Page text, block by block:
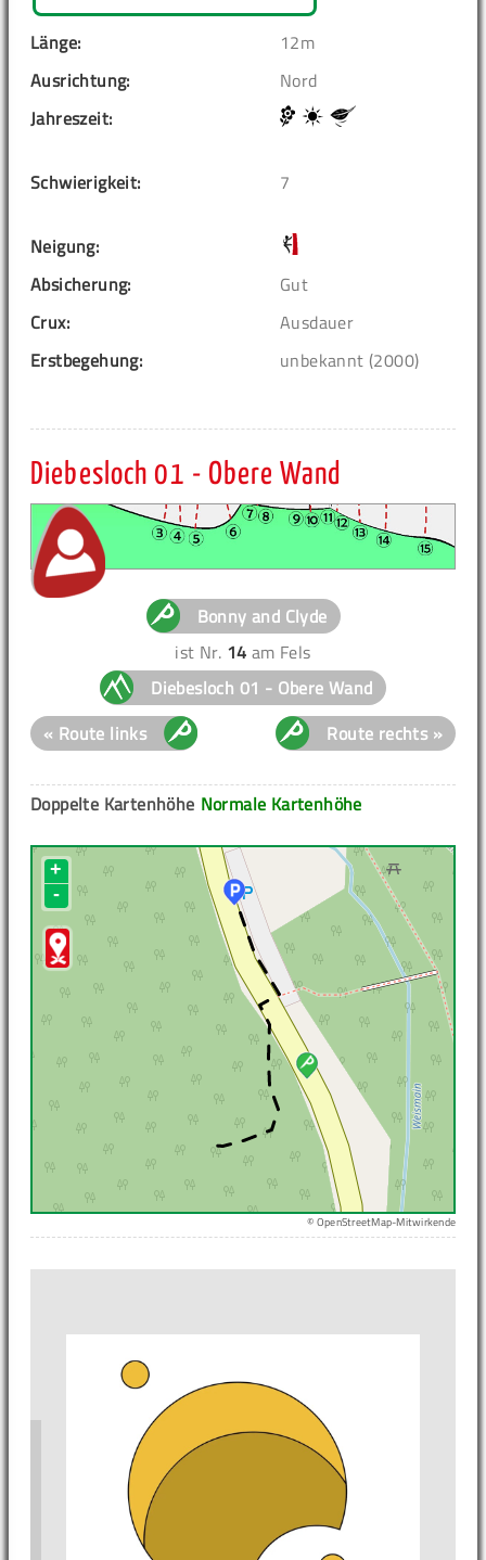
Länge:
12m
Ausrichtung:
Nord
Jahreszeit:
Schwierigkeit: 7
Neigung:
Absicherung:
Gut
Crux:
Ausdauer
Erstbegehung:
unbekannt (2000)
Diebesloch 01 - Obere Wand
Bonny and Clyde
ist Nr. 14 am Fels
Diebesloch 01 - Obere Wand
« Route links
Route rechts »
Normale Kartenhöhe
Doppelte Kartenhöhe
+
-
© OpenStreetMap-Mitwirkende